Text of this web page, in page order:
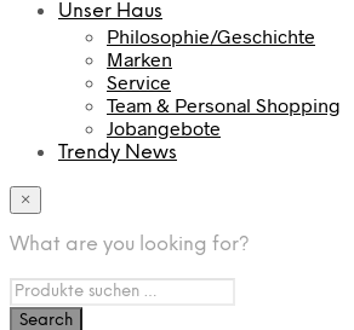
Unser Haus
Philosophie/Geschichte
Marken
Service
Team & Personal Shopping
Jobangebote
Trendy News
×
What are you looking for?